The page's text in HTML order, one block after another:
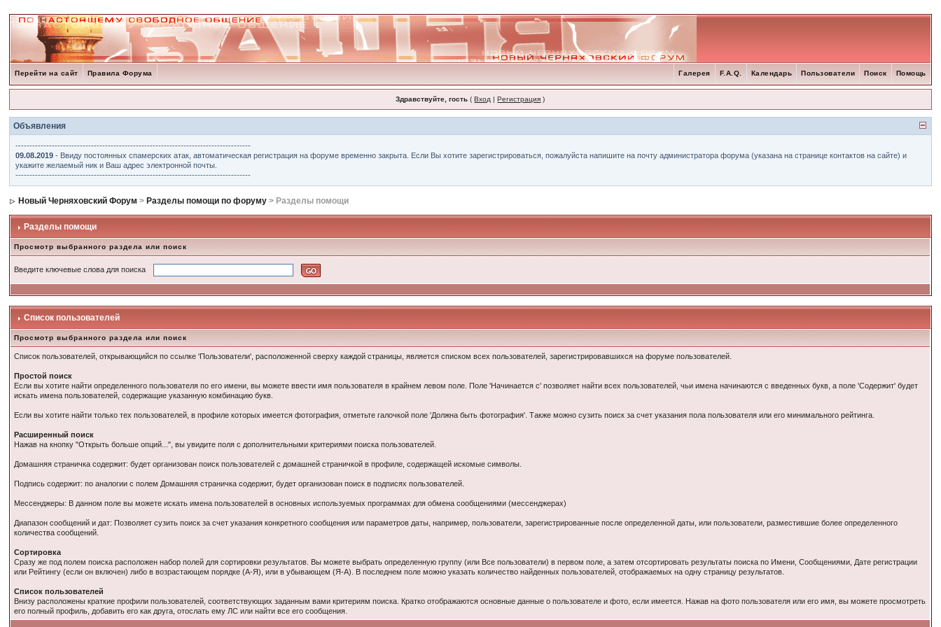
Перейти на сайт Правила Форума Помощь
Поиск
Пользователи
Календарь
F.A.Q.
Галерея
Здравствуйте, гость (Вход |Регистрация )
Объявления
------------------------------------------------------------------------------------
09.08.2019 - Ввиду постоянных спамерских атак, автоматическая регистрация на форуме временно закрыта. Если Вы хотите зарегистрироваться, пожалуйста напишите на почту администратора форума (указана на странице контактов на сайте) и
укажите желаемый ник и Ваш адрес электронной почты.
------------------------------------------------------------------------------------
Новый Черняховский Форум > Разделы помощи по форуму > Разделы помощи
Разделы помощи
Просмотр выбранного раздела или поиск
Введите ключевые слова для поиска
Список пользователей
Просмотр выбранного раздела или поиск
Список пользователей, открывающийся по ссылке 'Пользователи', расположенной сверху каждой страницы, является списком всех пользователей, зарегистрировавшихся на форуме пользователей.
Простой поиск
Если вы хотите найти определенного пользователя по его имени, вы можете ввести имя пользователя в крайнем левом поле. Поле 'Начинается с' позволяет найти всех пользователей, чьи имена начинаются с введенных букв, а поле 'Содержит' будет
искать имена пользователей, содержащие указанную комбинацию букв.
Если вы хотите найти только тех пользователей, в профиле которых имеется фотография, отметьте галочкой поле 'Должна быть фотография'. Также можно сузить поиск за счет указания пола пользователя или его минимального рейтинга.
Расширенный поиск
Нажав на кнопку "Открыть больше опций...", вы увидите поля с дополнительными критериями поиска пользователей.
Домашняя страничка содержит: будет организован поиск пользователей с домашней страничкой в профиле, содержащей искомые символы.
Подпись содержит: по аналогии с полем Домашняя страничка содержит, будет организован поиск в подписях пользователей.
Мессенджеры: В данном поле вы можете искать имена пользователей в основных используемых программах для обмена сообщениями (мессенджерах)
Диапазон сообщений и дат: Позволяет сузить поиск за счет указания конкретного сообщения или параметров даты, например, пользователи, зарегистрированные после определенной даты, или пользователи, разместившие более определенного
количества сообщений.
Сортировка
Сразу же под полем поиска расположен набор полей для сортировки результатов. Вы можете выбрать определенную группу (или Все пользователи) в первом поле, а затем отсортировать результаты поиска по Имени, Сообщениями, Дате регистрации
или Рейтингу (если он включен) либо в возрастающем порядке (А-Я), или в убывающем (Я-А). В последнем поле можно указать количество найденных пользователей, отображаемых на одну страницу результатов.
Список пользователей
Внизу расположены краткие профили пользователей, соответствующих заданным вами критериям поиска. Кратко отображаются основные данные о пользователе и фото, если имеется. Нажав на фото пользователя или его имя, вы можете просмотреть
его полный профиль, добавить его как друга, отослать ему ЛС или найти все его сообщения.